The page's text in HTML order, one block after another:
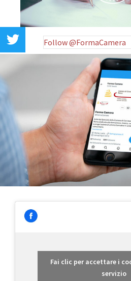
Follow @FormaCamera
Fai clic per accettare i
servizio